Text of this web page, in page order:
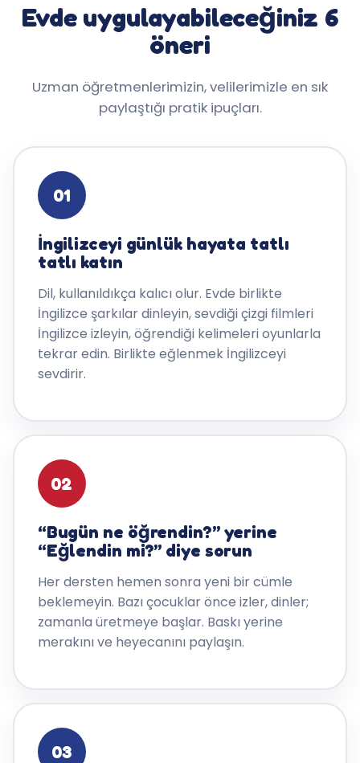
Evde uygulayabileceğiniz 6
öneri
Uzman öğretmenlerimizin, velilerimizle en sık
paylaştığı pratik ipuçları.
01
İngilizceyi günlük hayata tatlı
tatlı katın
Dil, kullanıldıkça kalıcı olur. Evde birlikte
İngilizce şarkılar dinleyin, sevdiği çizgi filmleri
İngilizce izleyin, öğrendiği kelimeleri oyunlarla
tekrar edin. Birlikte eğlenmek İngilizceyi
sevdirir.
02
“Bugün ne öğrendin?” yerine
“Eğlendin mi?” diye sorun
Her dersten hemen sonra yeni bir cümle
beklemeyin. Bazı çocuklar önce izler, dinler;
zamanla üretmeye başlar. Baskı yerine
merakını ve heyecanını paylaşın.
03